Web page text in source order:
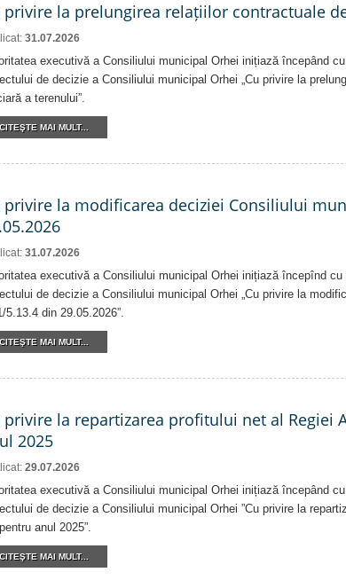
privire la prelungirea relațiilor contractuale
31.07.2026
executivă a Consiliului municipal Orhei inițiază începând
de decizie a Consiliului municipal Orhei „Cu privire la
a terenului”.
CITEŞTE MAI MULT...
privire la modificarea deciziei Consiliului
31.07.2026
executivă a Consiliului municipal Orhei inițiază începînd
de decizie a Consiliului municipal Orhei „Cu privire la
5.13.4 din 29.05.2026”.
CITEŞTE MAI MULT...
privire la repartizarea profitului net al Regiei
2025
29.07.2026
executivă a Consiliului municipal Orhei inițiază începând
de decizie a Consiliului municipal Orhei ”Cu privire la
anul 2025”.
CITEŞTE MAI MULT...